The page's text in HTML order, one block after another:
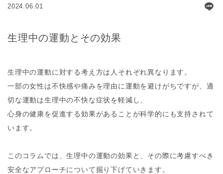
2024.06.01
生理中の運動とその効果
生理中の運動に対する考え方は人それぞれ異なります。
一部の女性は不快感や痛みを理由に運動を避けがちですが、適
切な運動は生理中の不快な症状を軽減し、
心身の健康を促進する効果があることが科学的にも支持されて
います。
このコラムでは、生理中の運動の効果と、その際に考慮すべき
安全なアプローチについて掘り下げていきます。